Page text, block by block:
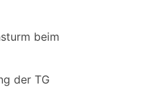
beim
der TG